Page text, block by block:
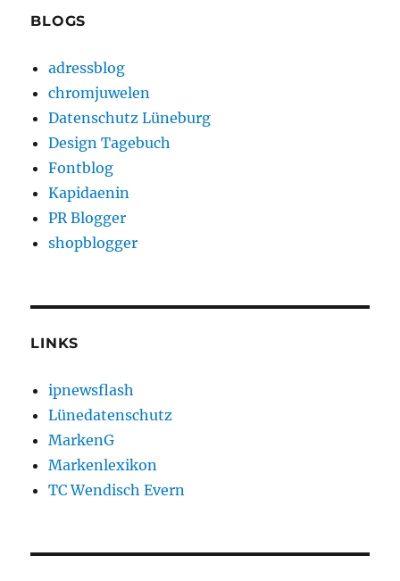
BLOGS
adressblog
chromjuwelen
Datenschutz Lüneburg
Design Tagebuch
Fontblog
Kapidaenin
PR Blogger
shopblogger
LINKS
ipnewsflash
Lünedatenschutz
MarkenG
Markenlexikon
TC Wendisch Evern